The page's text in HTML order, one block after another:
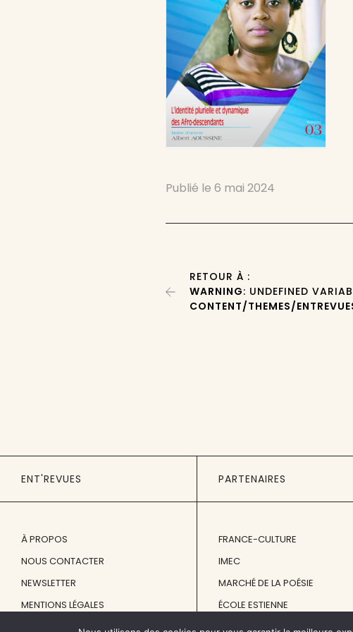
Publié le6 mai 2024
RETOUR À :
WARNING: UNDEFINED
CONTENT/THEMES/
ENT'REVUES
À PROPOS
NOUS CONTACTER
NEWSLETTER
MENTIONS LÉGALES
PARTENAIRES
FRANCE-CULTURE
IMEC
MARCHÉ DE LA POÉSIE
ÉCOLE ESTIENNE